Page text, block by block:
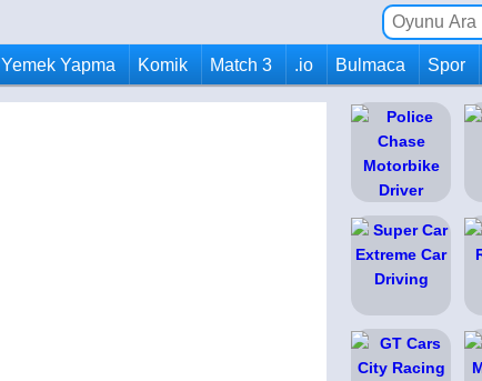
Yemek Yapma Komik Match 3 .io Bulmaca Spor